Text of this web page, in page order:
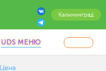
Калининград
UDS МЕНЮ
Цена